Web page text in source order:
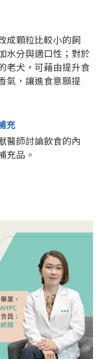
成顆粒比較小的飼
水分與適口性；對於
老犬，可藉由提升食
氣，讓進食意願提
充
醫師討論飲食的內
充品。